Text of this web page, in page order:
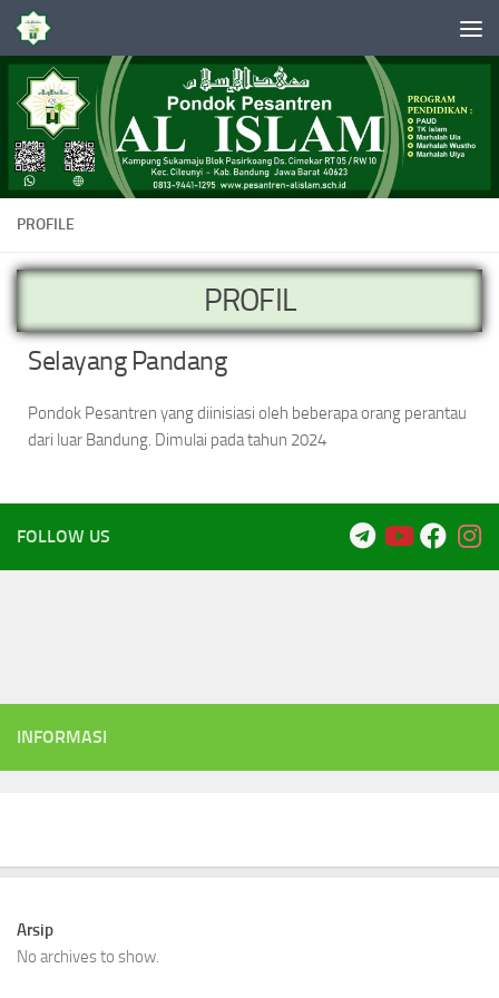
Skip to content
PROFILE
PROFIL
Selayang Pandang
Pondok Pesantren yang diinisiasi oleh beberapa orang perantau
dari luar Bandung. Dimulai pada tahun 2024
FOLLOW US
INFORMASI
Arsip
No archives to show.